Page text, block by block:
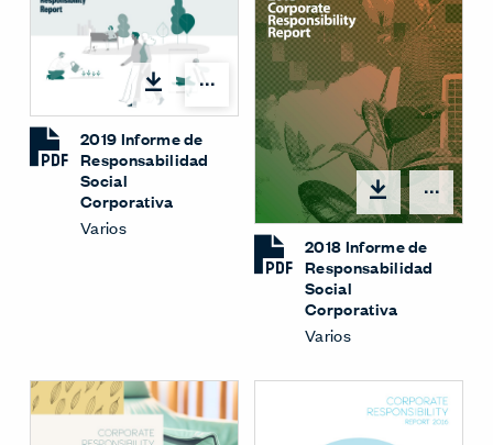
Opciones
2019 Informe de
Responsabilidad
Social
Corporativa
Varios
2018 Informe de
Responsabilidad
Social
Corporativa
Varios